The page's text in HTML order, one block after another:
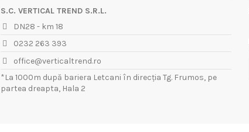
S.C. VERTICAL TREND S.R.L.
DN28 - km 18
0232 263 393
office@verticaltrend.ro
*La 1000m după bariera Letcani în direcția Tg. Frumos, pe
partea dreapta, Hala 2